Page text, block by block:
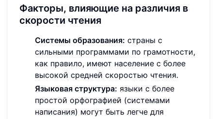
Факторы, влияющие на различия в
скорости чтения
Системы образования: страны с
сильными программами по грамотности,
как правило, имеют население с более
высокой средней скоростью чтения.
Языковая структура: языки с более
простой орфографией (системами
написания) могут быть легче для